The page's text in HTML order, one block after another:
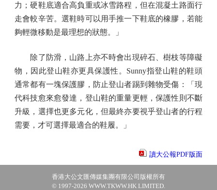
力；硬鞋底適合高負重或冰雪路程，但在混凝土路面行
走會較辛苦。選鞋時可以用手推一下鞋底的橡膠，若能
夠輕微移動是最理想的狀態。」
除了防滑，山路上亦不時會出現碎石、樹枝等障礙
物，因此登山鞋亦更具保護性。Sunny指登山鞋的鞋頭
通常都有一塊保護膠，防止登山者踢到雜物受傷：「現
代科技愈來愈發達，登山鞋的重量更輕，保護性則不斷
升級，選擇也更多元化，但最終亦要視乎登山者的行程
需要，才可選擇最適合的鞋履。」
讀大公報PDF版面
香港大公文匯傳媒集團有限公司版權所有
© 1997-2026 WWW.TKWW.HK LIMITED.